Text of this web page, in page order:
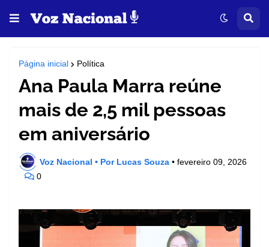
Página inicial Política
Ana Paula Marra reúne
mais de 2,5 mil pessoas
em aniversário
Voz Nacional • Por Lucas Souza • fevereiro 09, 2026
0